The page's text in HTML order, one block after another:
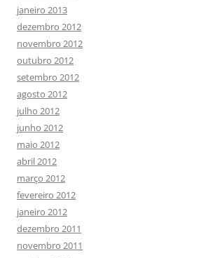
janeiro 2013
dezembro 2012
novembro 2012
outubro 2012
setembro 2012
agosto 2012
julho 2012
junho 2012
maio 2012
abril 2012
março 2012
fevereiro 2012
janeiro 2012
dezembro 2011
novembro 2011